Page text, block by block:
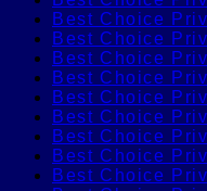
Best Choice
Best Choice
Best Choice
Best Choice
Best Choice
Best Choice
Best Choice
Best Choice
Best Choice